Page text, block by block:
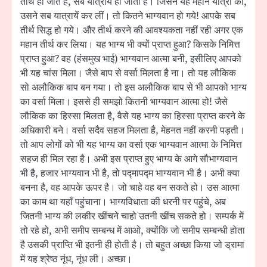
उसने सब यात्रायें कर लीं। तो कितने भाग्यवान हो गये! आपके सब
तीर्थ सिद्ध हो गये। और तीर्थ करने की आवश्यकता नहीं रही अगर एक
महान तीर्थ कर लिया। यह भाग्य भी क्यों प्राप्त हुआ? किसके निमित्त
प्राप्त हुआ? वह (हंसमुख भाई) भाग्यवान आत्मा बनी, इसीलिए आपको
भी यह चांस मिला। जैसे बाप से वर्सा मिलता है ना। तो यह लौकिक
सो अलौकिक बाप बन गया। तो इस अलौकिक बाप से भी आपको भाग्य
का वर्सा मिला। इससे ही समझो कितनी भाग्यवान आत्मा हो! जैसे
लौकिक का हिस्सा मिलता है, वैसे यह भाग्य का हिस्सा प्राप्त करने के
अधिकारी बने। वर्सा सदैव सहज मिलता है, मेहनत नहीं करनी पड़ती।
तो आप लोगों को भी यह भाग्य का वर्सा एक भाग्यवान आत्मा के निमित्त
सहज ही मिल रहा है। अभी इस प्राप्त हुए भाग्य के आगे सौभाग्यवान
भी है, हजार भाग्यवान भी है, तो पद्मापद्म भाग्यवान भी है। अभी क्या
बनना है, वह आपके ऊपर है। जो चाहे वह बन सकते हो। उस आत्मा
का काम था यहाँ पहुंचाना। भाग्यविधाता की धरनी पर पहुंचे, अब
जितनी भाग्य की लकीर खींचने चाहो उतनी खींच सकते हो। सम्पर्क में
तो रहे हो, अभी समीप सम्बन्ध में आओ, क्योंकि जो समीप सम्बन्धी होता
है उसकी प्राप्ति भी इतनी ही होती है। तो बहुत अच्छा किया जो ड्रामा
में यह श्रेष्ठ नूंध, नूंध ली। अच्छा।